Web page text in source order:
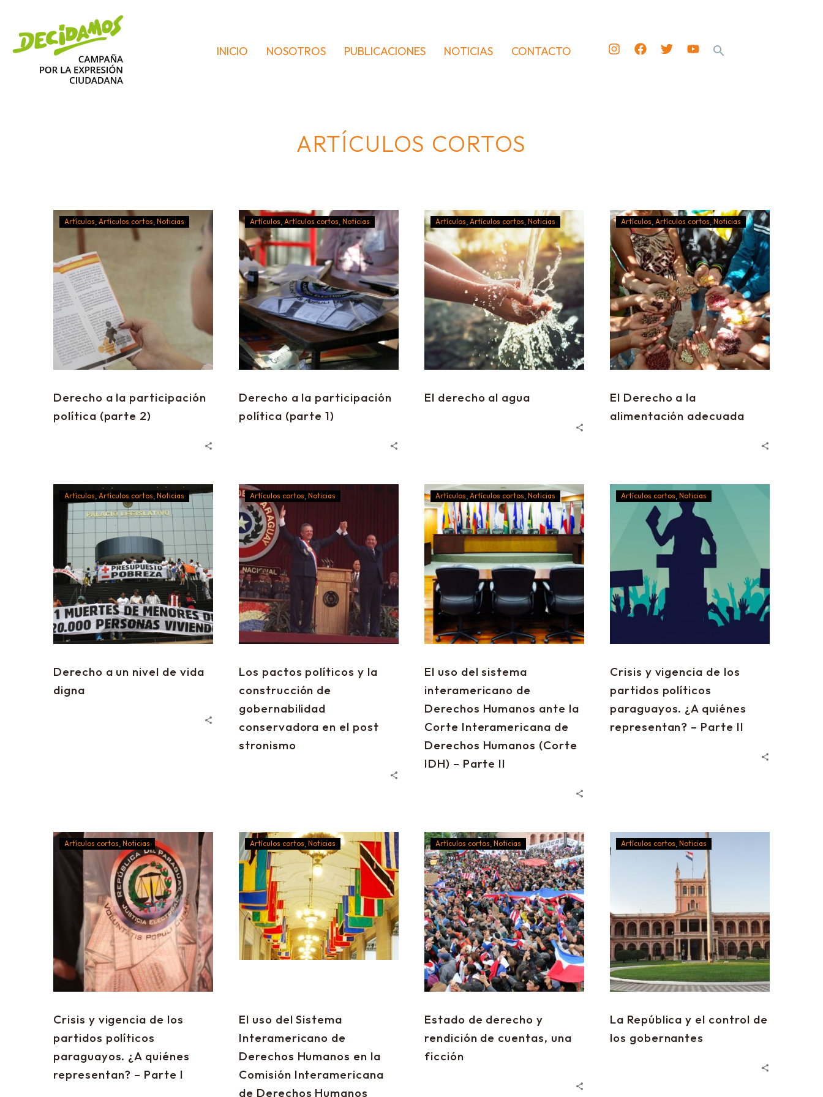
INICIO NOSOTROS PUBLICACIONES NOTICIAS CONTACTO
ARTÍCULOS CORTOS
Artículos Artículos cortos Noticias
Derecho a la participación
política (parte 2)
Artículos Artículos cortos Noticias
Derecho a la participación
política (parte 1)
Artículos Artículos cortos Noticias
El derecho al agua
Artículos Artículos cortos Noticias
El Derecho a la
alimentación adecuada
Artículos Artículos cortos Noticias
Derecho a un nivel de vida
digna
Artículos cortos Noticias
Los pactos políticos y la
construcción de
gobernabilidad
conservadora en el post
stronismo
Artículos Artículos cortos Noticias
El uso del sistema
interamericano de
Derechos Humanos ante la
Corte Interamericana de
Derechos Humanos (Corte
IDH) – Parte II
Artículos cortos Noticias
Crisis y vigencia de los
partidos políticos
paraguayos. ¿A quiénes
representan? – Parte II
Artículos cortos Noticias
Crisis y vigencia de los
partidos políticos
paraguayos. ¿A quiénes
representan? – Parte I
Artículos cortos Noticias
El uso del Sistema
Interamericano de
Derechos Humanos en la
Comisión Interamericana
de Derechos Humanos
Artículos cortos Noticias
Estado de derecho y
rendición de cuentas, una
ficción
Artículos cortos Noticias
La República y el control de
los gobernantes